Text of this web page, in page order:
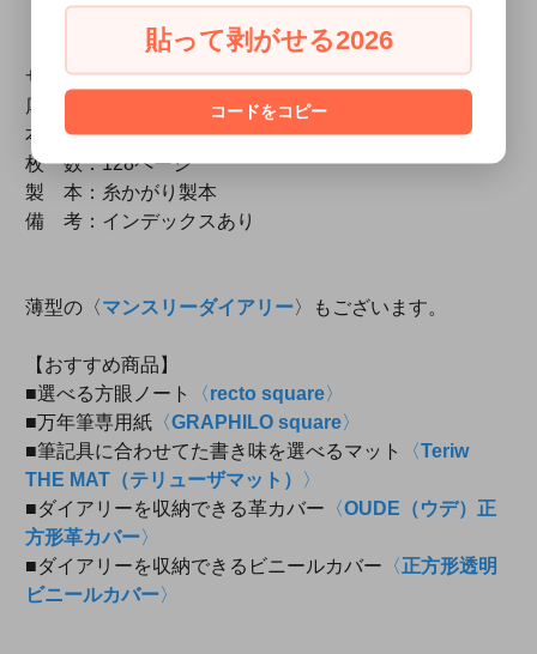
サイズ：158×158mm（正方形）
厚 み：約8mm
本文用紙：ダンデレードCoc
枚 数：128ページ
製 本：糸かがり製本
備 考：インデックスあり
薄型の〈マンスリーダイアリー〉もございます。
【おすすめ商品】
■選べる方眼ノート
〈recto square〉
■万年筆専用紙 〈GRAPHILO square〉
■筆記具に合わせてた書き味を選べるマット
〈Teriw
THE MAT（テリューザマット）
〉
■ダイアリーを収納できる革カバー 〈OUDE（ウデ）正
方形革カバー〉
■ダイアリーを収納できるビニールカバー 〈正方形透明
ビニールカバー〉
貼って剥がせる2026
コードをコピー